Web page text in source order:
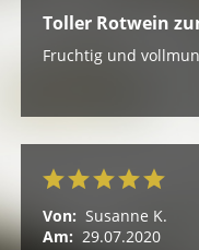
Toller Rotwein
Fruchtig und
Von: Susanne K.
Am: 29.07.2020